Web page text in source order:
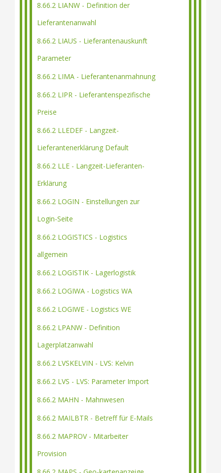
8.66.2 LIANW - Definition der
Lieferantenanwahl
8.66.2 LIAUS - Lieferantenauskunft
Parameter
8.66.2 LIMA - Lieferantenanmahnung
8.66.2 LIPR - Lieferantenspezifische
Preise
8.66.2 LLEDEF - Langzeit-
Lieferantenerklärung Default
8.66.2 LLE - Langzeit-Lieferanten-
Erklärung
8.66.2 LOGIN - Einstellungen zur
Login-Seite
8.66.2 LOGISTICS - Logistics
allgemein
8.66.2 LOGISTIK - Lagerlogistik
8.66.2 LOGIWA - Logistics WA
8.66.2 LOGIWE - Logistics WE
8.66.2 LPANW - Definition
Lagerplatzanwahl
8.66.2 LVSKELVIN - LVS: Kelvin
8.66.2 LVS - LVS: Parameter Import
8.66.2 MAHN - Mahnwesen
8.66.2 MAILBTR - Betreff für E-Mails
8.66.2 MAPROV - Mitarbeiter
Provision